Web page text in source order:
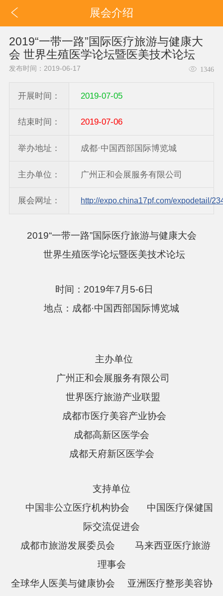
展会介绍
2019“一带一路”国际医疗旅游与健康大
会 世界生殖医学论坛暨医美技术论坛
发布时间：2019-06-17 1346
开展时间： 2019-07-05
结束时间： 2019-07-06
举办地址： 成都·中国西部国际博览城
主办单位： 广州正和会展服务有限公司
展会网址： http://expo.china17pf.com/expodetail/
2019“一带一路”国际医疗旅游与健康大会
世界生殖医学论坛暨医美技术论坛
时间： 2019年7 月 5-6日
地点：成都·中国西部国际博览城
主办单位
广州正和会展服务有限公司
世界医疗旅游产业联盟
成都市医疗美容产业协会
成都高新区医学会
成都天府新区医学会
支持单位
中国非公立医疗机构协会
中国医疗保健国
际交流促进会
成都市旅游发展委员会
马来西亚医疗旅游
理事会
全球华人医美与健康协会
亚洲医疗整形美容协